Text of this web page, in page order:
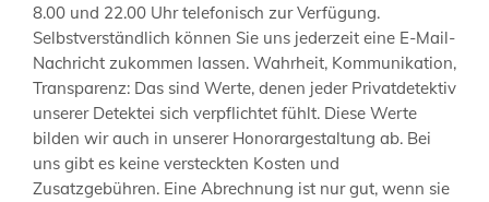
8.00 und 22.00 Uhr telefonisch zur Verfügung.
Selbstverständlich können Sie uns jederzeit eine E-Mail-
Nachricht zukommen lassen. Wahrheit, Kommunikation,
Transparenz: Das sind Werte, denen jeder Privatdetektiv
unserer Detektei sich verpflichtet fühlt. Diese Werte
bilden wir auch in unserer Honorargestaltung ab. Bei
uns gibt es keine versteckten Kosten und
Zusatzgebühren. Eine Abrechnung ist nur gut, wenn sie